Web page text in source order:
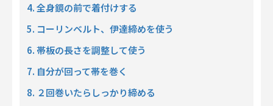
4. 全身鏡の前で着付けする
5. コーリンベルト、伊達締めを使う
6. 帯板の長さを調整して使う
7. 自分が回って帯を巻く
8. ２回巻いたらしっかり締める